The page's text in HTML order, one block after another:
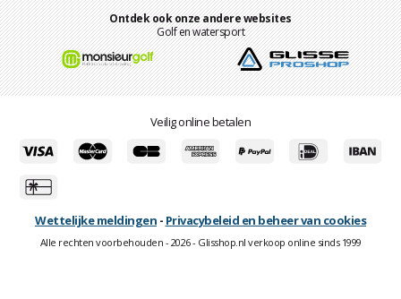
Ontdek ook onze andere websites
Golf en watersport
Veilig online betalen
Wettelijke meldingen - Privacybeleid en beheer van cookies
Alle rechten voorbehouden - 2026 - Glisshop.nl verkoop online sinds 1999